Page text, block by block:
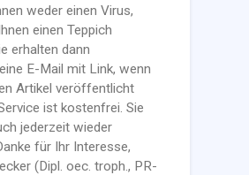
weder einen Virus,
einen Teppich
erhalten dann
E-Mail mit Link, wenn
Artikel veröffentlicht
ist kostenfrei. Sie
jederzeit wieder
für Ihr Interesse,
(Dipl. oec. troph., PR-